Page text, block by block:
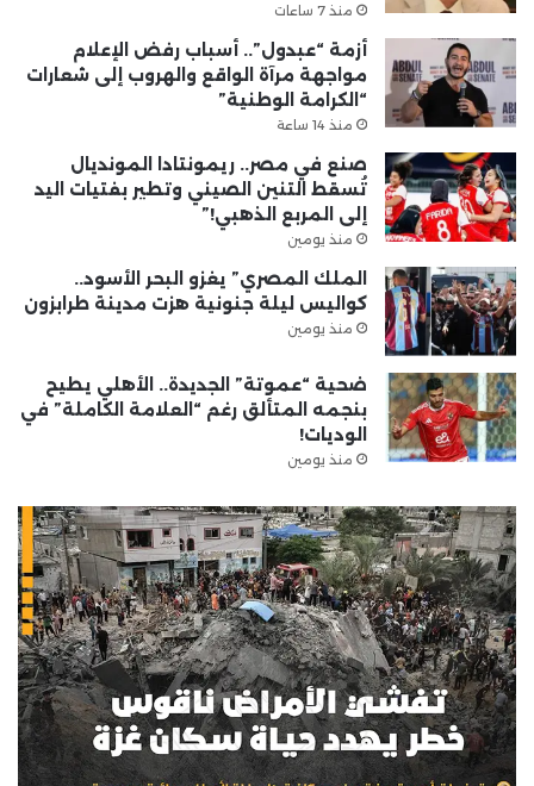
منذ 7 ساعات
أزمة “عبدول”.. أسباب رفض الإعلام
مواجهة مرآة الواقع والهروب إلى شعارات
“الكرامة الوطنية”
منذ 14 ساعة
صنع في مصر.. ريمونتادا المونديال
تُسقط التنين الصيني وتطير بفتيات اليد
إلى المربع الذهبي!”
منذ يومين
الملك المصري” يغزو البحر الأسود..
كواليس ليلة جنونية هزت مدينة طرابزون
منذ يومين
ضحية “عموتة” الجديدة.. الأهلي يطيح
بنجمه المتألق رغم “العلامة الكاملة” في
الوديات!
منذ يومين